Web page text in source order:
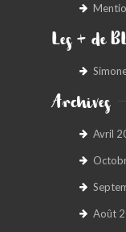
Les + de
Archives
Avril
Août